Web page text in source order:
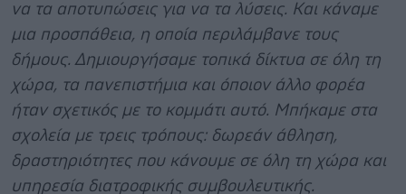
να τα αποτυπώσεις για να τα λύσεις. Και κάναμε
μια προσπάθεια, η οποία περιλάμβανε τους
δήμους. Δημιουργήσαμε τοπικά δίκτυα σε όλη τη
χώρα, τα πανεπιστήμια και όποιον άλλο φορέα
ήταν σχετικός με το κομμάτι αυτό. Μπήκαμε στα
σχολεία με τρεις τρόπους: δωρεάν άθληση,
δραστηριότητες που κάνουμε σε όλη τη χώρα και
υπηρεσία διατροφικής συμβουλευτικής.